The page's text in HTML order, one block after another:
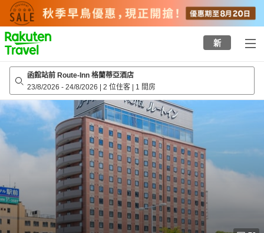
to
top
page
新
函館站前 Route-Inn 格蘭蒂亞酒店
23/8/2026 - 24/8/2026 | 2 位住客 | 1 間房